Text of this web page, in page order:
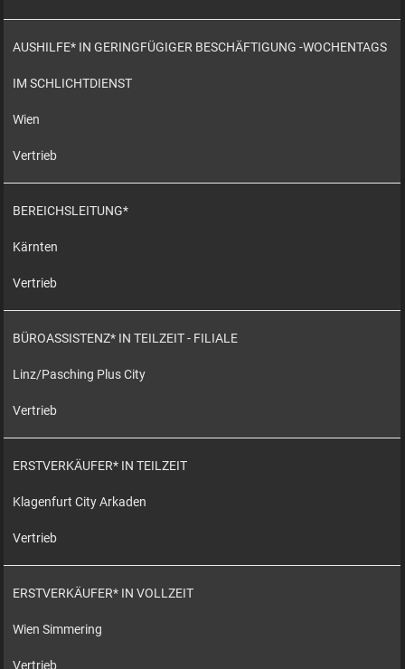
AUSHILFE* IN GERINGFÜGIGER BESCHÄFTIGUNG -WOCHENTAGS
IM SCHLICHTDIENST
Wien
Vertrieb
BEREICHSLEITUNG*
Kärnten
Vertrieb
BÜROASSISTENZ* IN TEILZEIT - FILIALE
Linz/Pasching Plus City
Vertrieb
ERSTVERKÄUFER* IN TEILZEIT
Klagenfurt City Arkaden
Vertrieb
ERSTVERKÄUFER* IN VOLLZEIT
Wien Simmering
Vertrieb